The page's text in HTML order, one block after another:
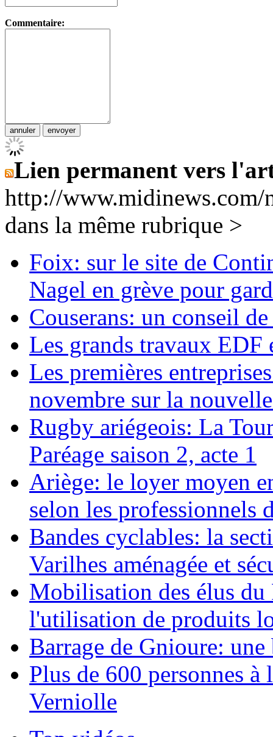
Commentaire:
Lien permanent vers
http://www.midinews.com/
dans la même rubrique >
Foix: sur le site de
Nagel en grève pour
Couserans: un conseil
Les grands travaux EDF
Les premières
novembre sur la
Rugby ariégeois: La
Paréage saison 2, acte 1
Ariège: le loyer moyen
selon les professionnels
Bandes cyclables: la
Varilhes aménagée et
Mobilisation des élus
l'utilisation de produits
Barrage de Gnioure:
Plus de 600 personnes
Verniolle